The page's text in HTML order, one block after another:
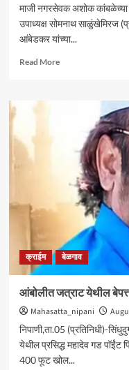
माजी नगरसेवक अशोक कांबळेच्या
उपाध्यक्ष सोमनाथ साळुंखेमिरज
आंबेडकर यांच्या...
Read MoreRead
आघाडीचा
रविवारी
मेळावा
सुजातभाई
आंबेडकर
प्रमुख
उपस्थिती
क्राईम बेळगाव
आंबोलीत जत्राट येथील
Mahasatta_nipani
निपाणी,ता.05 (प्रतिनिधी)-
येथील प्रसिद्ध महादेव गड पॉईंट
400 फूट खोल...